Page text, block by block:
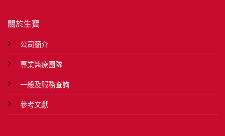
關於生寶
公司簡介
專業醫療團隊
一般及服務查詢
參考文獻